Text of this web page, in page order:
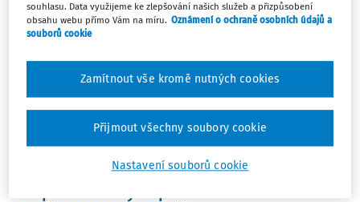
Naše zaměstnankyně má plný úvazek 40 hod/týden,
rovnoměrné rozvržení pracovní doby od pondělí do
JUDr. Petr Bukovjan
29. 7. 2026 2 minuty čtení
EXPERTNÍ ODPOVĚDI
souhlasu. Data využijeme ke zlepšování našich služeb a přizpůsobení
obsahu webu přímo Vám na míru. Oznámení o ochraně osobních údajů a
souborů cookie
Nastavení souborů cookie
Zamítnout vše kromě nutných cookies
Přijmout všechny soubory cookie